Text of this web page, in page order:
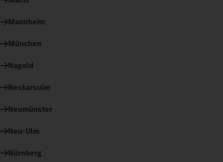
Mannheim
München
Nagold
Neckarsulm
Neumünster
Neu-Ulm
Nürnberg